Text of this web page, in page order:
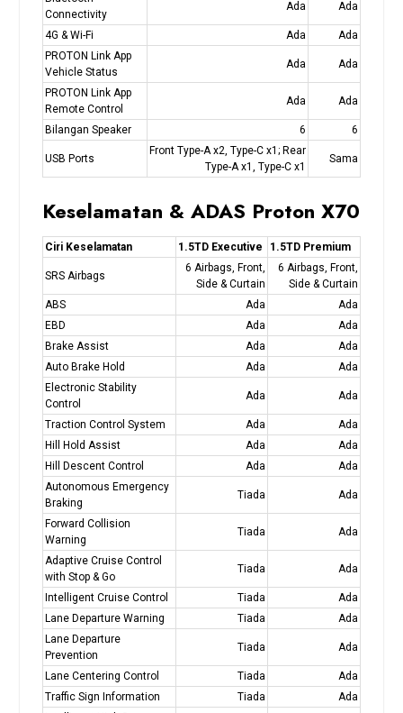
Connectivity
Ada Ada
4G & Wi-Fi Ada
Ada
PROTON Link App
Vehicle Status
Ada Ada
PROTON Link App
Remote Control
Ada Ada
Bilangan Speaker 6 6
USB Ports
Front Type-A x2, Type-C x1; Rear
Type-A x1, Type-C x1
Sama
Keselamatan & ADAS Proton X70
Ciri Keselamatan 1.5TD Executive 1.5TD Premium
SRS Airbags
6 Airbags, Front,
Side & Curtain
6 Airbags, Front,
Side & Curtain
ABS
Ada
Ada
EBD
Ada
Ada
Brake Assist
Ada
Ada
Auto Brake Hold
Ada
Ada
Electronic Stability
Control
Ada Ada
Traction Control System Ada
Ada
Hill Hold Assist
Ada
Ada
Hill Descent Control
Ada
Ada
Autonomous Emergency
Braking
Tiada Ada
Forward Collision
Warning
Tiada Ada
Adaptive Cruise Control
with Stop & Go
Tiada Ada
Intelligent Cruise Control Tiada
Ada
Lane Departure Warning
Tiada
Ada
Lane Departure
Prevention
Tiada Ada
Lane Centering Control Tiada
Ada
Traffic Sign Information
Tiada
Ada